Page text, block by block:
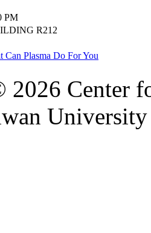
PM
R212
Can Plasma Do For You
Center
University